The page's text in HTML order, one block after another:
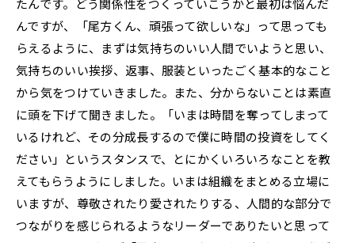
たんです。どう関係性をつくっていこうかと最初は悩んだ
んですが、「尾方くん、頑張って欲しいな」って思っても
らえるように、まずは気持ちのいい人間でいようと思い、
気持ちのいい挨拶、返事、服装といったごく基本的なこと
から気をつけていきました。また、分からないことは素直
に頭を下げて聞きました。「いまは時間を奪ってしまって
いるけれど、その分成長するので僕に時間の投資をしてく
ださい」というスタンスで、とにかくいろいろなことを教
えてもらうようにしました。いまは組織をまとめる立場に
いますが、尊敬されたり愛されたりする、人間的な部分で
つながりを感じられるようなリーダーでありたいと思って